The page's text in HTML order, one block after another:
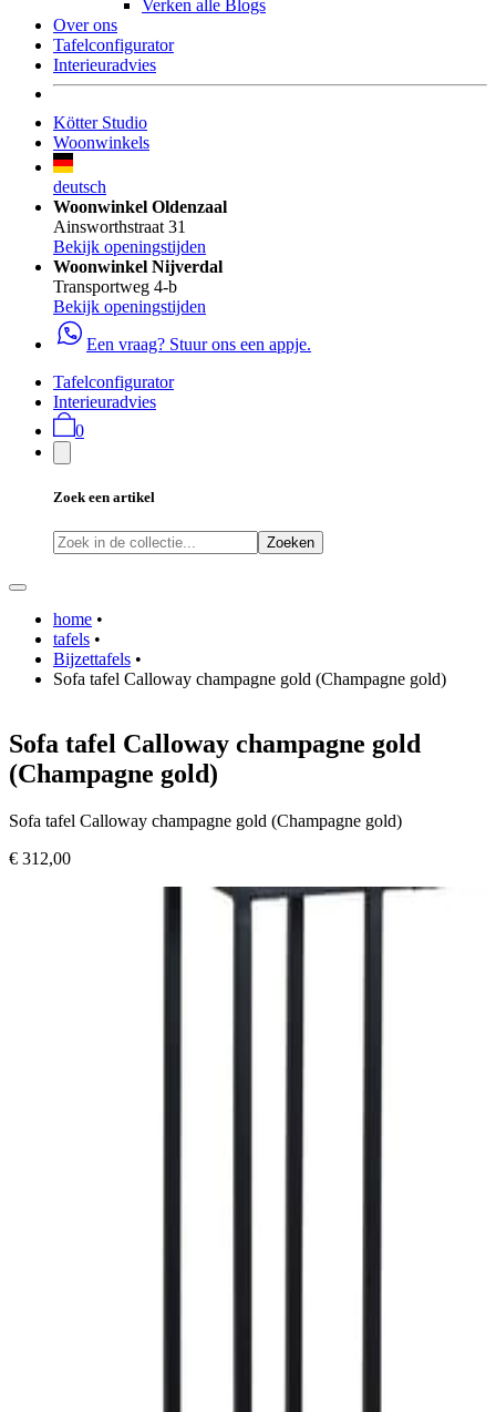
Verken alle Blogs
Over ons
Tafelconfigurator
Interieuradvies
Kötter Studio
Woonwinkels
deutsch
Woonwinkel Oldenzaal
Ainsworthstraat 31
Bekijk openingstijden
Woonwinkel Nijverdal
Transportweg 4-b
Bekijk openingstijden
Een vraag? Stuur ons een appje.
Tafelconfigurator
Interieuradvies
0
Zoek een artikel
Zoeken
home •
tafels •
Bijzettafels •
Sofa tafel Calloway champagne gold (Champagne gold)
Sofa tafel Calloway champagne gold
(Champagne gold)
Sofa tafel Calloway champagne gold (Champagne gold)
€ 312,00